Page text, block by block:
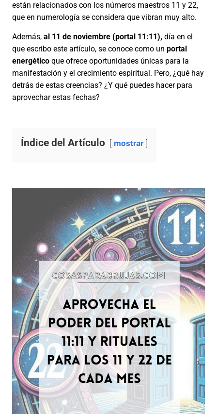
están relacionados con los números maestros 11 y 22,
que en numerología se considera que vibran muy alto.
Además, al 11 de noviembre (portal 11:11), día en el
que escribo este artículo, se conoce como un portal
energético que ofrece oportunidades únicas para la
manifestación y el crecimiento espiritual. Pero, ¿qué hay
detrás de estas creencias? ¿Y qué puedes hacer para
aprovechar estas fechas?
Índice del Artículo mostrar